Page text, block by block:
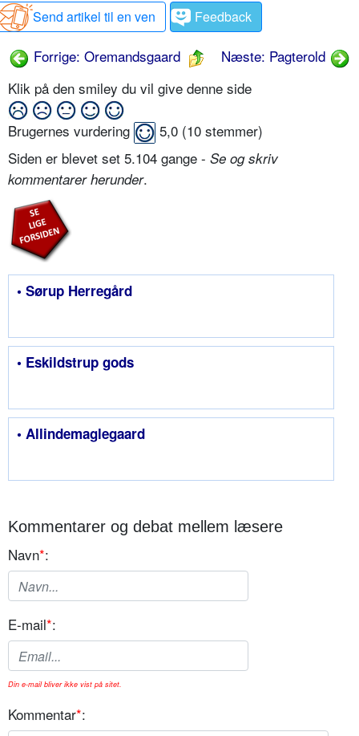
Send artikel til en ven
Feedback
Forrige: Oremandsgaard
Næste: Pagterold
Klik på den smiley du vil give denne side
Brugernes vurdering 5,0 (10 stemmer)
Siden er blevet set 5.104 gange - Se og skriv
kommentarer herunder.
• Sørup Herregård
• Eskildstrup gods
• Allindemaglegaard
Kommentarer og debat mellem læsere
Navn*:
E-mail*:
Din e-mail bliver ikke vist på sitet.
Kommentar*: